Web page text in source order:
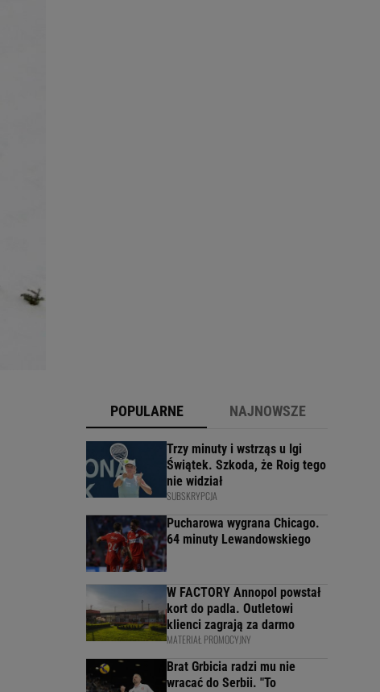
POPULARNE NAJNOWSZE
Trzy minuty i wstrząs u Igi
Świątek. Szkoda, że Roig tego
nie widział
SUBSKRYPCJA
Pucharowa wygrana Chicago.
64 minuty Lewandowskiego
W FACTORY Annopol powstał
kort do padla. Outletowi
klienci zagrają za darmo
MATERIAŁ PROMOCYJNY
Brat Grbicia radzi mu nie
wracać do Serbii. "To